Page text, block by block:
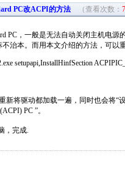
PC改ACPI的方法 （查看次数：
PC，一般是无法自动关闭主机电
治本。而用本文介绍的方法，可以
setupapi,InstallHinfSection
新将驱动都加载一遍，同时也会将“
PC ”。
，完成.